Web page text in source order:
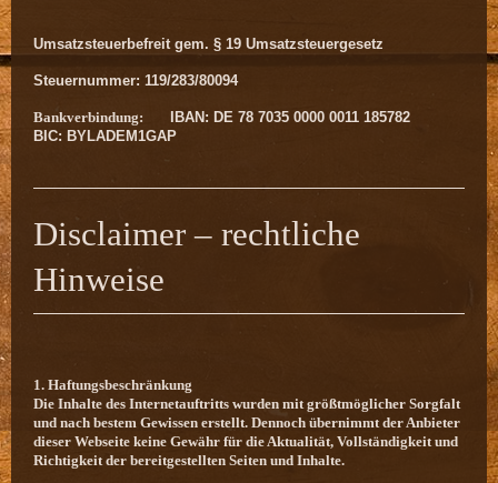
Umsatzsteuerbefreit gem. § 19 Umsatzsteuergesetz
Steuernummer: 119/283/80094
Bankverbindung:
IBAN: DE 78 7035 0000 0011 185782
BIC: BYLADEM1GAP
Disclaimer – rechtliche
Hinweise
1. Haftungsbeschränkung
Die Inhalte des Internetauftritts wurden mit größtmöglicher Sorgfalt
und nach bestem Gewissen erstellt. Dennoch übernimmt der Anbieter
dieser Webseite keine Gewähr für die Aktualität, Vollständigkeit und
Richtigkeit der bereitgestellten Seiten und Inhalte.